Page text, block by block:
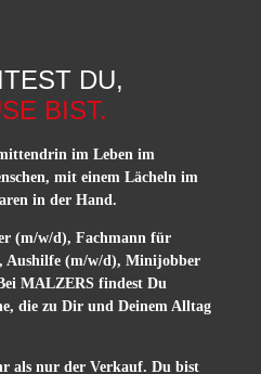
DU,
BIST.
im Leben im
mit einem Lächeln im
in der Hand.
(m/w/d), Fachmann für
Aushilfe (m/w/d), Minijobber
MALZERS findest Du
die zu Dir und Deinem Alltag
als nur der Verkauf. Du bist